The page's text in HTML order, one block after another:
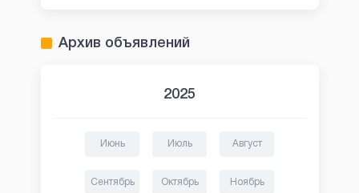
Архив объявлений
2025
Июнь Июль Август
Сентябрь Октябрь Ноябрь